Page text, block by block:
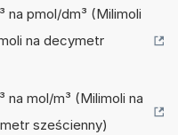
na pmol/dm³ (Milimoli
na decymetr
na mol/m³ (Milimoli na
sześcienny)